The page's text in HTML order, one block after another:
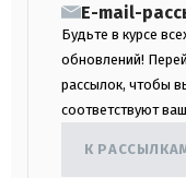
E-mail-
Будьте в курсе
обновлений!
рассылок, чтобы
соответствуют
К